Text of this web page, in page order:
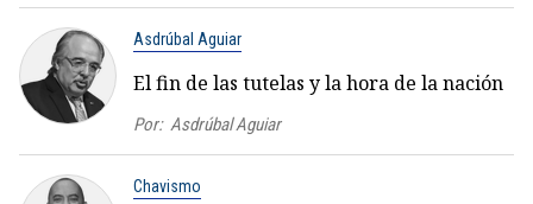
Asdrúbal Aguiar
El fin de las tutelas y la hora de la nación
Por: Asdrúbal Aguiar
Chavismo